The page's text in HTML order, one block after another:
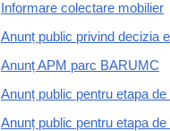
Informare colectare mobilier
Anunț public privind decizia
Anunț APM parc BARUMC
Anunț public pentru etapa
Anunț public pentru etapa